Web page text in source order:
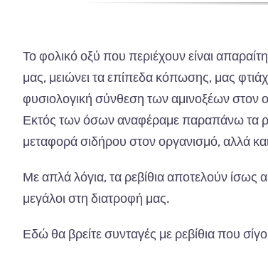
Το φολικό οξύ που περιέχουν είναι
μας, μειώνει τα επίπεδα κόπωσης, μας
φυσιολογική σύνθεση των αμινοξέων στον
Εκτός των όσων αναφέραμε παραπάνω τα
μεταφορά σιδήρου στον οργανισμό, αλλά
Με απλά λόγια, τα ρεβίθια αποτελούν ίσως
μεγάλοι στη διατροφή μας.
Εδώ θα βρείτε συνταγές με ρεβίθια που